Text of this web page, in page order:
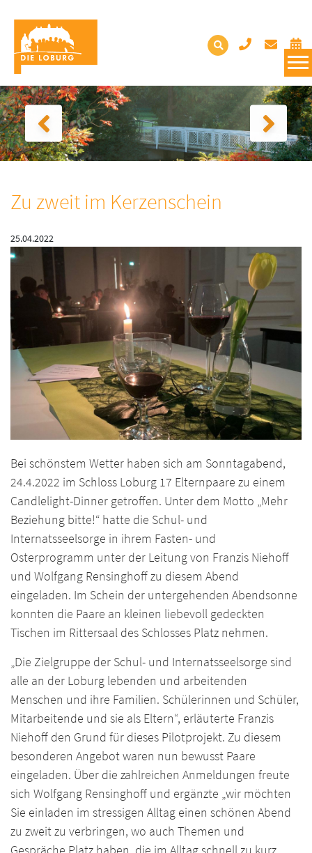
Zu zweit im Kerzenschein
25.04.2022
Bei schönstem Wetter haben sich am Sonntagabend,
24.4.2022 im Schloss Loburg 17 Elternpaare zu einem
Candlelight-Dinner getroffen. Unter dem Motto „Mehr
Beziehung bitte!“ hatte die Schul- und
Internatsseelsorge in ihrem Fasten- und
Osterprogramm unter der Leitung von Franzis Niehoff
und Wolfgang Rensinghoff zu diesem Abend
eingeladen. Im Schein der untergehenden Abendsonne
konnten die Paare an kleinen liebevoll gedeckten
Tischen im Rittersaal des Schlosses Platz nehmen.
„Die Zielgruppe der Schul- und Internatsseelsorge sind
alle an der Loburg lebenden und arbeitenden
Menschen und ihre Familien. Schülerinnen und Schüler,
Mitarbeitende und sie als Eltern“, erläuterte Franzis
Niehoff den Grund für dieses Pilotprojekt. Zu diesem
besonderen Angebot waren nun bewusst Paare
eingeladen. Über die zahlreichen Anmeldungen freute
sich Wolfgang Rensinghoff und ergänzte „wir möchten
Sie einladen im stressigen Alltag einen schönen Abend
zu zweit zu verbringen, wo auch Themen und